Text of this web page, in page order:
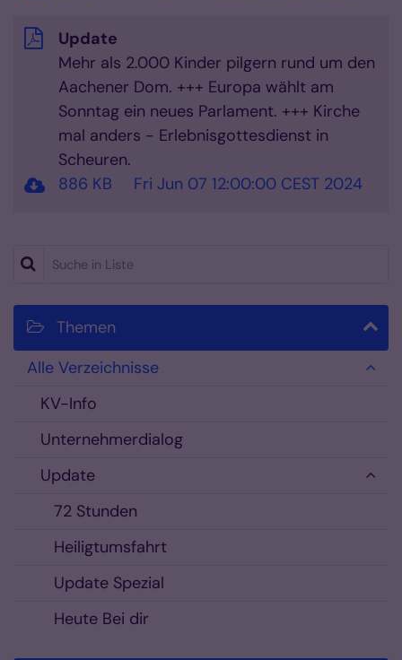
Update
Mehr als 2.000 Kinder pilgern rund um den
Aachener Dom. +++ Europa wählt am
Sonntag ein neues Parlament. +++ Kirche
mal anders - Erlebnisgottesdienst in
Scheuren.
886 KB
Fri Jun 07 12:00:00 CEST 2024
Suche in Liste
Themen
Alle Verzeichnisse
KV-Info
Unternehmerdialog
Update
72 Stunden
Heiligtumsfahrt
Update Spezial
Heute Bei dir